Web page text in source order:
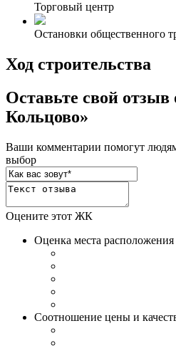
Торговый центр
Остановки общественного
Ход строительства
Оставьте свой
Кольцово»
Ваши комментарии помогут
выбор
Оцените этот ЖК
Оценка места расположения
Соотношение цены и